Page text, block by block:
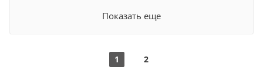
Показать еще
1 2